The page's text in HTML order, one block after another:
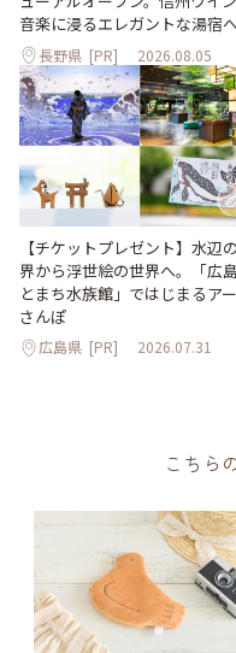
音楽に浸るエレガントな湯宿
長野県 [PR] 2026.08.05
【チケットプレゼント】水辺
界から浮世絵の世界へ。「広
とまち水族館」ではじまるア
さんぽ
広島県 [PR] 2026.07.31
こちら